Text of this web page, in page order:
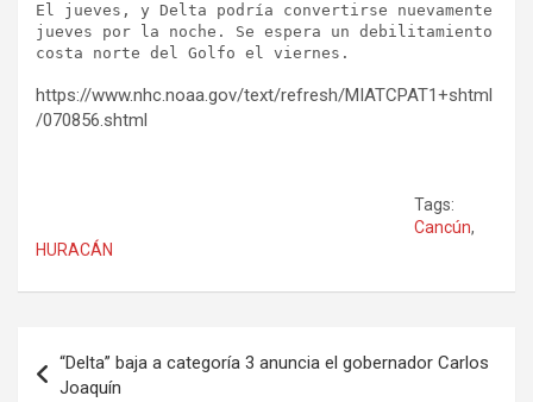
El jueves, y Delta podría convertirse nuevamente
jueves por la noche. Se espera un debilitamiento a
costa norte del Golfo el viernes.
https://www.nhc.noaa.gov/text/refresh/MIATCPAT1+shtml
/070856.shtml
Tags:
Cancún,
HURACÁN
de
“Delta” baja a categoría 3 anuncia el gobernador Carlos
Joaquín